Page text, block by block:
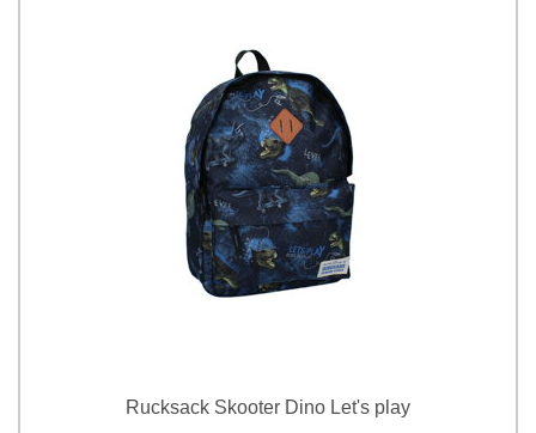
Rucksack Skooter Dino Let's play